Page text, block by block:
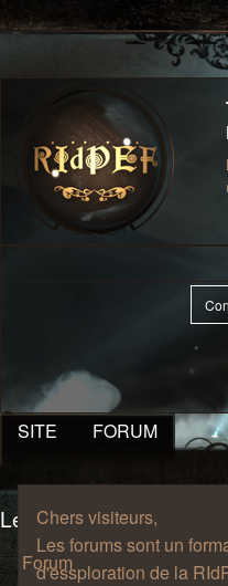
SITE FORUM
Chers visiteurs,
Les forums sont un
d'essploration de la
Les salons du manoir
Forum